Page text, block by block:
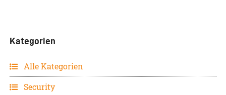
Kategorien
Alle Kategorien
Security